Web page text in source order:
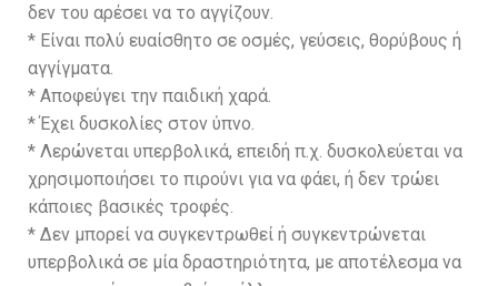
δεν του αρέσει να το αγγίζουν.
* Είναι πολύ ευαίσθητο σε οσμές, γεύσεις, θορύβους ή
αγγίγματα.
* Αποφεύγει την παιδική χαρά.
* Έχει δυσκολίες στον ύπνο.
* Λερώνεται υπερβολικά, επειδή π.χ. δυσκολεύεται να
χρησιμοποιήσει το πιρούνι για να φάει, ή δεν τρώει
κάποιες βασικές τροφές.
* Δεν μπορεί να συγκεντρωθεί ή συγκεντρώνεται
υπερβολικά σε μία δραστηριότητα, με αποτέλεσμα να